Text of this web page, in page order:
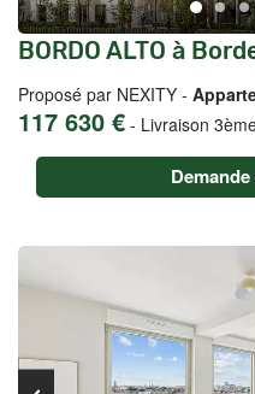
BORDO ALTO à
Proposé par NEXITY -
117 630 € - Livraison